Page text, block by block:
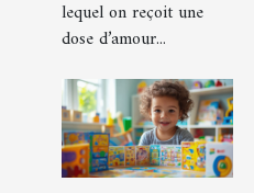
lequel on reçoit une
dose d’amour...